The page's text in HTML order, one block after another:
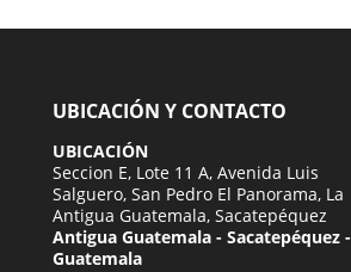
UBICACIÓN Y CONTACTO
UBICACIÓN
Seccion E, Lote 11 A, Avenida Luis
Salguero, San Pedro El Panorama, La
Antigua Guatemala, Sacatepéquez
Antigua Guatemala - Sacatepéquez -
Guatemala